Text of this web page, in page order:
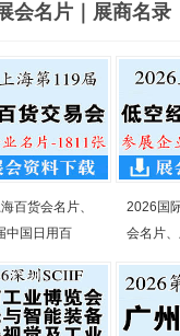
会名片｜展商名录
百货会名片、
中国日用百
2026国
会名片